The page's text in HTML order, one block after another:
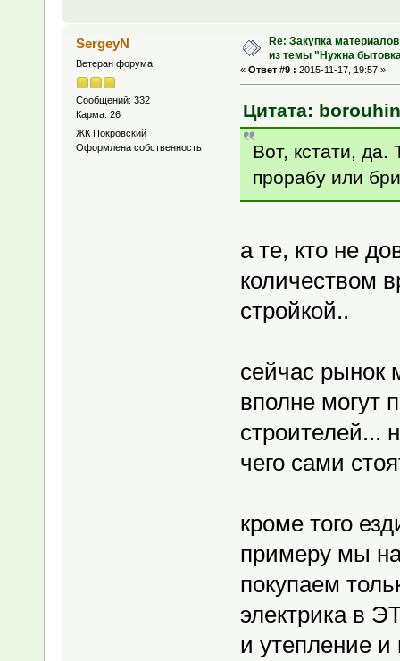
SergeyN
Ветеран форума
Сообщений: 332
Карма: 26
ЖК Покровский
Оформлена собственность
Re: Закупка
из темы "Нужна
« Ответ #9 : 2015-11-17, 19:57 »
Цитата:
Вот, кстати, да.
прорабу или
а те, кто не
количеством
стройкой..
сейчас рынок
вполне могут
строителей...
чего сами
кроме того
примеру мы
покупаем
электрика в
и утепление